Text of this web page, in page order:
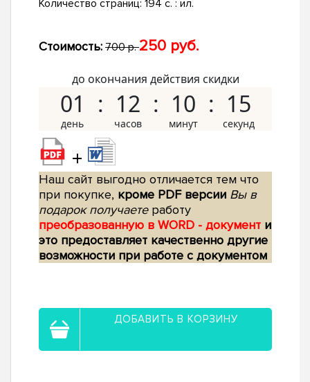
Количество страниц: 194 с. : ил.
Стоимость: 700 р.250 руб.
до окончания действия скидки
01 12 10 14
+
Наш сайт выгодно отличается тем что
при покупке, кроме PDF версии Вы в
подарок получаетеработу
преобразованную в WORD - документ и
это предоставляет качественно другие
возможности при работе с документом
ДОБАВИТЬ В КОРЗИНУ